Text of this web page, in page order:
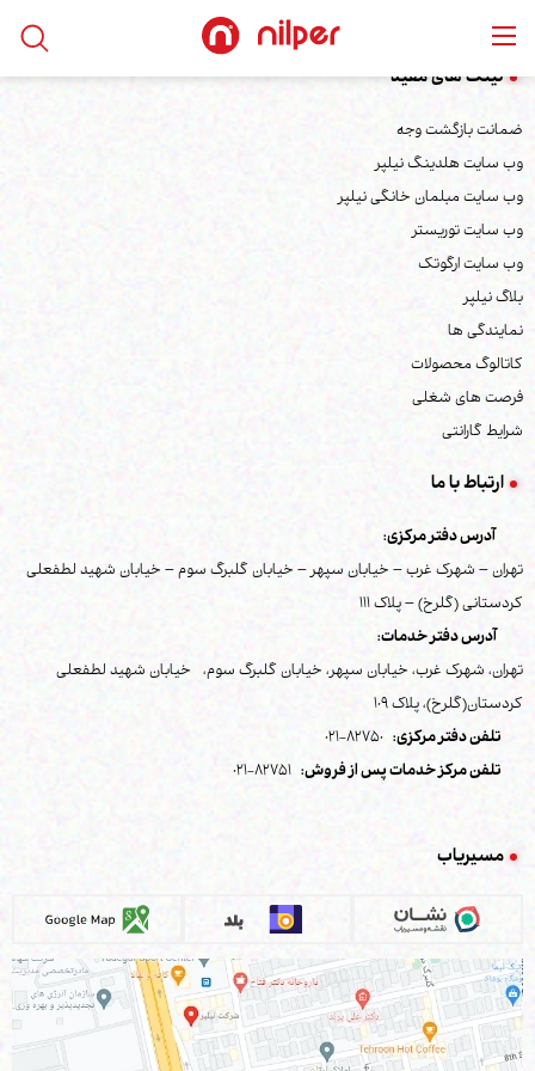
لینک های مفید
ضمانت بازگشت وجه
وب سایت هلدینگ نیلپر
وب سایت مبلمان خانگی نیلپر
وب سایت توریستر
وب سایت ارگوتک
بلاگ نیلپر
نمایندگی ها
کاتالوگ محصولات
فرصت های شغلی
شرایط گارانتی
ارتباط با ما
آدرس دفتر مرکزی:
تهران – شهرک غرب – خیابان سپهر – خیابان گلبرگ سوم – خیابان شهید لطفعلی
کردستانی (گلرخ) – پلاک 111
آدرس دفتر خدمات:
تهران، شهرک غرب، خیابان سپهر، خیابان گلبرگ سوم، خیابان شهید لطفعلی
کردستان(گلرخ)، پلاک 109
تلفن دفتر مرکزی: 82750-021
تلفن مرکز خدمات پس از فروش: 82751-021
مسیریاب